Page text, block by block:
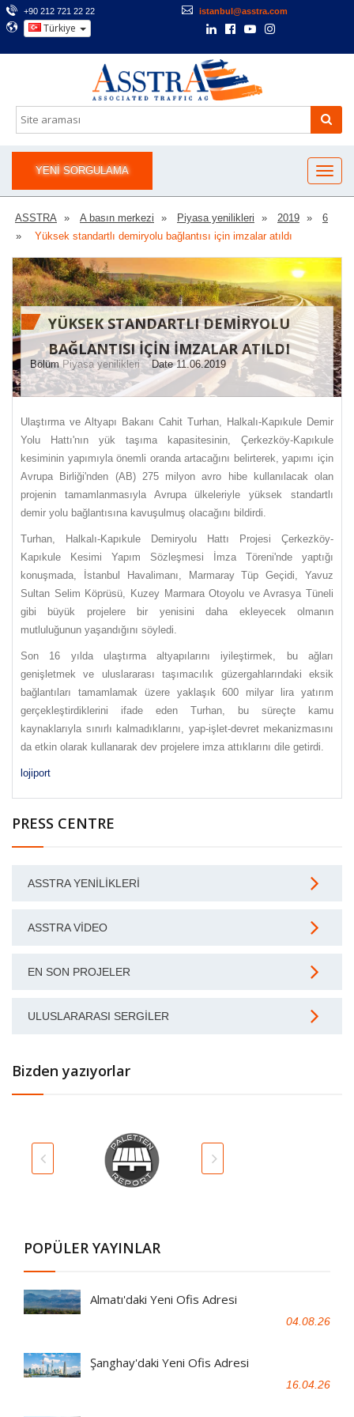
+90 212 721 22 22 istanbul@asstra.com
Türkiye
YENI SORGULAMA
ASSTRA A basın merkezi Piyasa yenilikleri 2019
6
Yüksek standartlı demiryolu bağlantısı için imzalar atıldı
YÜKSEK STANDARTLI DEMIRYOLU
BAĞLANTISI IÇIN IMZALAR ATILDI
BölümPiyasa yenilikleriDate 11.06.2019
Ulaştırma ve Altyapı Bakanı Cahit Turhan, Halkalı-Kapıkule Demir
Yolu Hattı'nın yük taşıma kapasitesinin, Çerkezköy-Kapıkule
kesiminin yapımıyla önemli oranda artacağını belirterek, yapımı için
Avrupa Birliği'nden (AB) 275 milyon avro hibe kullanılacak olan
projenin tamamlanmasıyla Avrupa ülkeleriyle yüksek standartlı
demir yolu bağlantısına kavuşulmuş olacağını bildirdi.
Turhan, Halkalı-Kapıkule Demiryolu Hattı Projesi Çerkezköy-
Kapıkule Kesimi Yapım Sözleşmesi İmza Töreni'nde yaptığı
konuşmada, İstanbul Havalimanı, Marmaray Tüp Geçidi, Yavuz
Sultan Selim Köprüsü, Kuzey Marmara Otoyolu ve Avrasya Tüneli
gibi büyük projelere bir yenisini daha ekleyecek olmanın
mutluluğunun yaşandığını söyledi.
Son 16 yılda ulaştırma altyapılarını iyileştirmek, bu ağları
genişletmek ve uluslararası taşımacılık güzergahlarındaki eksik
bağlantıları tamamlamak üzere yaklaşık 600 milyar lira yatırım
gerçekleştirdiklerini ifade eden Turhan, bu süreçte kamu
kaynaklarıyla sınırlı kalmadıklarını, yap-işlet-devret mekanizmasını
da etkin olarak kullanarak dev projelere imza attıklarını dile getirdi.
lojiport
PRESS CENTRE
ASSTRA YENILIKLERI
ASSTRA VIDEO
EN SON PROJELER
ULUSLARARASI SERGILER
Bizden yazıyorlar
POPÜLER YAYINLAR
Almatı'daki Yeni Ofis Adresi
04.08.26
Şanghay'daki Yeni Ofis Adresi
16.04.26